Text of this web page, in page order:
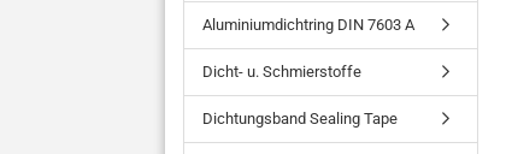
Aluminiumdichtring DIN 7603 A
Dicht- u. Schmierstoffe
Dichtungsband Sealing Tape